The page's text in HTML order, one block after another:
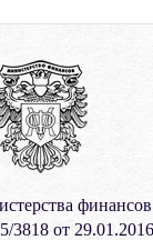
3818 от 29.01.2016